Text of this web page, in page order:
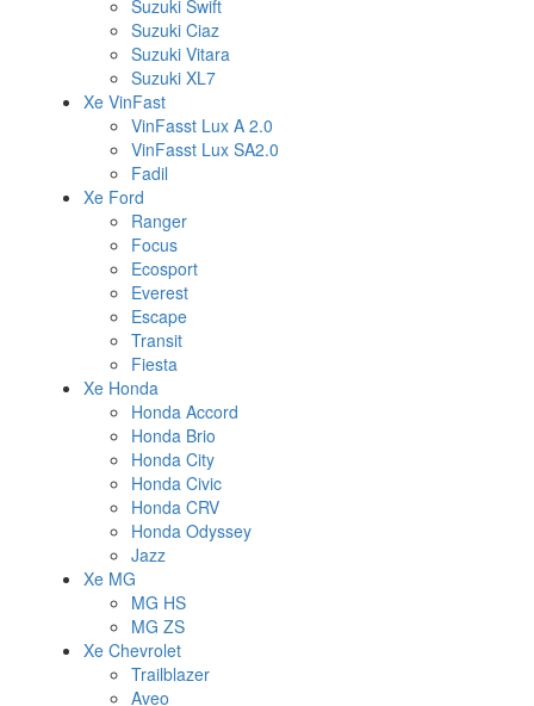
Suzuki Swift
Suzuki Ciaz
Suzuki Vitara
Suzuki XL7
Xe VinFast
VinFasst Lux A 2.0
VinFasst Lux SA2.0
Fadil
Xe Ford
Ranger
Focus
Ecosport
Everest
Escape
Transit
Fiesta
Xe Honda
Honda Accord
Honda Brio
Honda City
Honda Civic
Honda CRV
Honda Odyssey
Jazz
Xe MG
MG HS
MG ZS
Xe Chevrolet
Trailblazer
Aveo